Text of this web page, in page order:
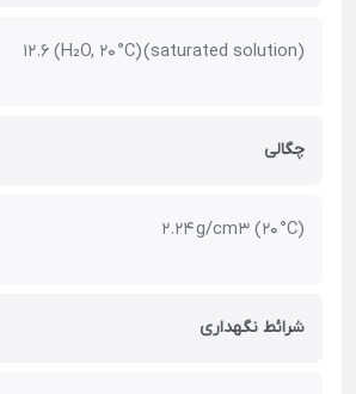
12.6 (H₂O, 20 °C) (saturated solution)
چگالی
2.24 g/cm3 (20 °C)
شرائط نگهداری